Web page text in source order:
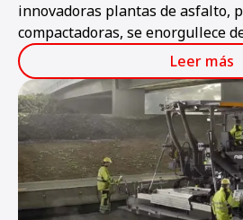
innovadoras plantas de asfalto,
compactadoras, se enorgullece
participación en Bauma ConExpo
Leer más